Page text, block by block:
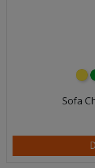
żółty
Sofa